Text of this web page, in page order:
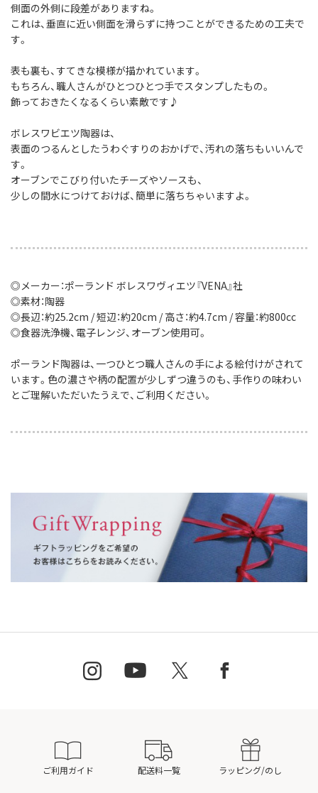
側面の外側に段差がありますね。
これは、垂直に近い側面を滑らずに持つことができるための工夫で
す。
表も裏も、すてきな模様が描かれています。
もちろん、職人さんがひとつひとつ手でスタンプしたもの。
飾っておきたくなるくらい素敵です♪
ボレスワビエツ陶器は、
表面のつるんとしたうわぐすりのおかげで、汚れの落ちもいいんで
す。
オーブンでこびり付いたチーズやソースも、
少しの間水につけておけば、簡単に落ちちゃいますよ。
◎メーカー：ポーランド ボレスワヴィエツ『VENA』社
◎素材：陶器
◎長辺：約25.2cm / 短辺：約20cm / 高さ：約4.7cm / 容量：約800cc
◎食器洗浄機、電子レンジ、オーブン使用可。
ポーランド陶器は、一つひとつ職人さんの手による絵付けがされて
います。色の濃さや柄の配置が少しずつ違うのも、手作りの味わい
とご理解いただいたうえで、ご利用ください。
ご利用ガイド 配送料一覧 ラッピング/のし